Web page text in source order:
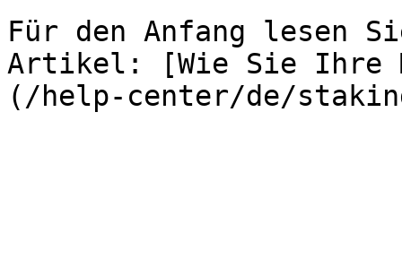
Für den Anfang lesen
Artikel: [Wie Sie Ihre